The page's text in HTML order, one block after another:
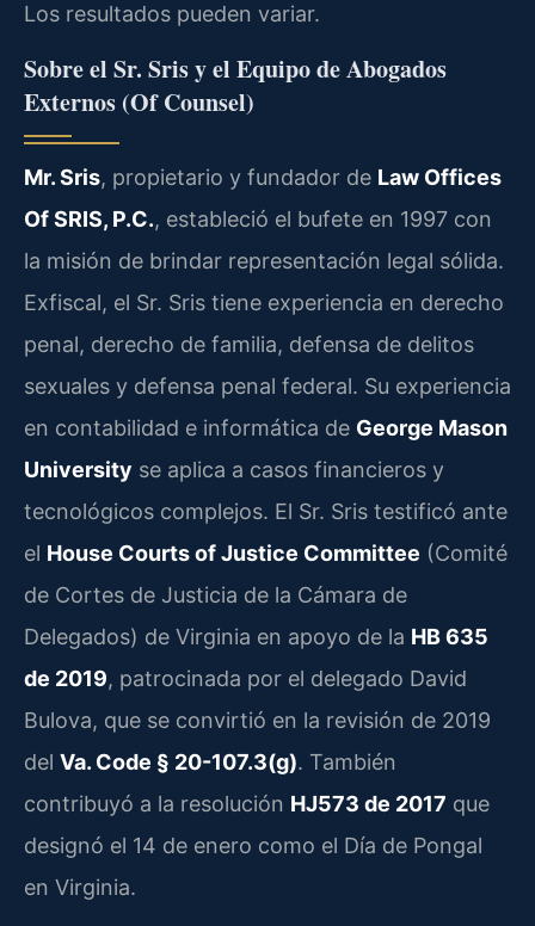
Los resultados pueden variar.
Sobre el Sr. Sris y el Equipo de Abogados
Externos (Of Counsel)
Mr. Sris, propietario y fundador de Law Offices
Of SRIS, P.C., estableció el bufete en 1997 con
la misión de brindar representación legal sólida.
Exfiscal, el Sr. Sris tiene experiencia en derecho
penal, derecho de familia, defensa de delitos
sexuales y defensa penal federal. Su experiencia
en contabilidad e informática de George Mason
University se aplica a casos financieros y
tecnológicos complejos. El Sr. Sris testificó ante
el House Courts of Justice Committee (Comité
de Cortes de Justicia de la Cámara de
Delegados) de Virginia en apoyo de la HB 635
de 2019, patrocinada por el delegado David
Bulova, que se convirtió en la revisión de 2019
del Va. Code § 20-107.3(g). También
contribuyó a la resolución HJ573 de 2017 que
designó el 14 de enero como el Día de Pongal
en Virginia.